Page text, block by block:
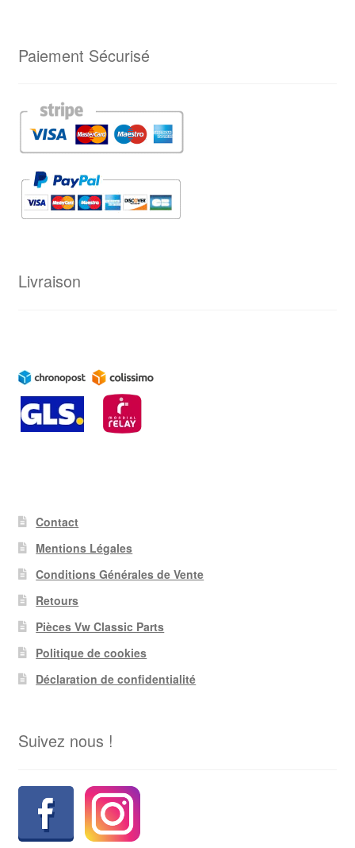
Paiement Sécurisé
Livraison
Contact
Mentions Légales
Conditions Générales de Vente
Retours
Pièces Vw Classic Parts
Politique de cookies
Déclaration de confidentialité
Suivez nous !